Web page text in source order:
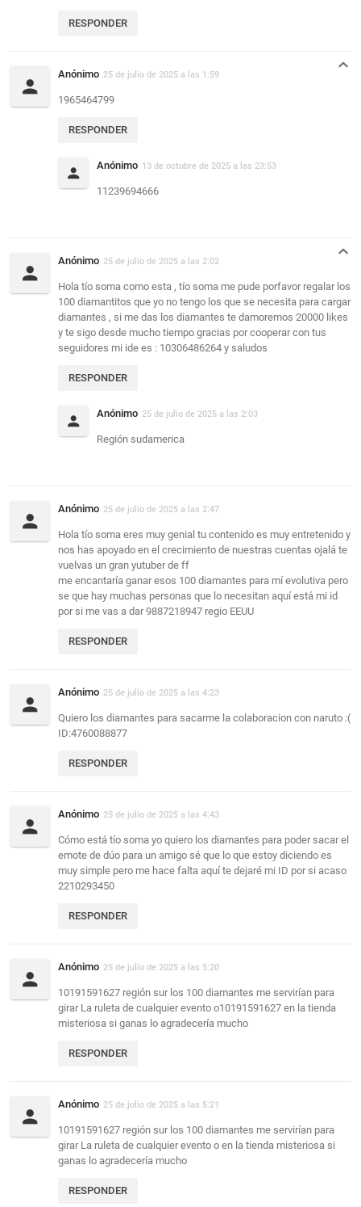
RESPONDER
Anónimo 25 de julio de 2025 a las 1:59
1965464799
RESPONDER
Anónimo 13 de octubre de 2025 a las 23:53
11239694666
Anónimo 25 de julio de 2025 a las 2:02
Hola tío soma como esta , tío soma me pude porfavor regalar los
100 diamantitos que yo no tengo los que se necesita para cargar
diamantes , si me das los diamantes te damoremos 20000 likes
y te sigo desde mucho tiempo gracias por cooperar con tus
seguidores mi ide es : 10306486264 y saludos
RESPONDER
Anónimo 25 de julio de 2025 a las 2:03
Región sudamerica
Anónimo 25 de julio de 2025 a las 2:47
Hola tío soma eres muy genial tu contenido es muy entretenido y
nos has apoyado en el crecimiento de nuestras cuentas ojalá te
vuelvas un gran yutuber de ff
me encantaría ganar esos 100 diamantes para mí evolutiva pero
se que hay muchas personas que lo necesitan aquí está mi id
por si me vas a dar 9887218947 regio EEUU
RESPONDER
Anónimo 25 de julio de 2025 a las 4:23
Quiero los diamantes para sacarme la colaboracion con naruto :(
ID:4760088877
RESPONDER
Anónimo 25 de julio de 2025 a las 4:43
Cómo está tío soma yo quiero los diamantes para poder sacar el
emote de dúo para un amigo sé que lo que estoy diciendo es
muy simple pero me hace falta aquí te dejaré mi ID por si acaso
2210293450
RESPONDER
Anónimo 25 de julio de 2025 a las 5:20
10191591627 región sur los 100 diamantes me servirían para
girar La ruleta de cualquier evento o10191591627 en la tienda
misteriosa si ganas lo agradecería mucho
RESPONDER
Anónimo 25 de julio de 2025 a las 5:21
10191591627 región sur los 100 diamantes me servirían para
girar La ruleta de cualquier evento o en la tienda misteriosa si
ganas lo agradecería mucho
RESPONDER